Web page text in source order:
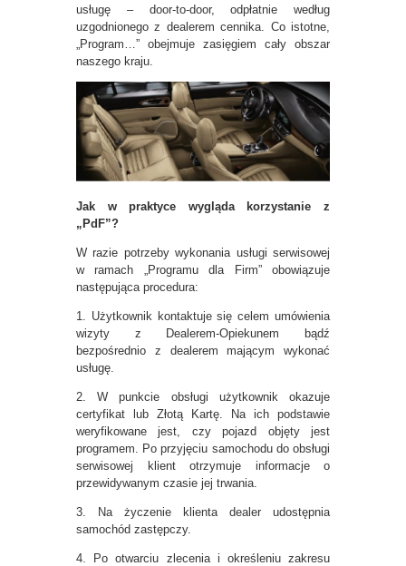
usługę – door-to-door, odpłatnie według
uzgodnionego z dealerem cennika. Co istotne,
„Program…” obejmuje zasięgiem cały obszar
naszego kraju.
Jak w praktyce wygląda korzystanie z
„PdF”?
W razie potrzeby wykonania usługi serwisowej
w ramach „Programu dla Firm” obowiązuje
następująca procedura:
1. Użytkownik kontaktuje się celem umówienia
wizyty z Dealerem-Opiekunem bądź
bezpośrednio z dealerem mającym wykonać
usługę.
2. W punkcie obsługi użytkownik okazuje
certyfikat lub Złotą Kartę. Na ich podstawie
weryfikowane jest, czy pojazd objęty jest
programem. Po przyjęciu samochodu do obsługi
serwisowej klient otrzymuje informacje o
przewidywanym czasie jej trwania.
3. Na życzenie klienta dealer udostępnia
samochód zastępczy.
4. Po otwarciu zlecenia i określeniu zakresu